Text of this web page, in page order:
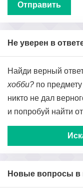
Не уверен в
Найди верный
хобби? по предмету
никто не дал
и попробуй найти
Новые вопросы в